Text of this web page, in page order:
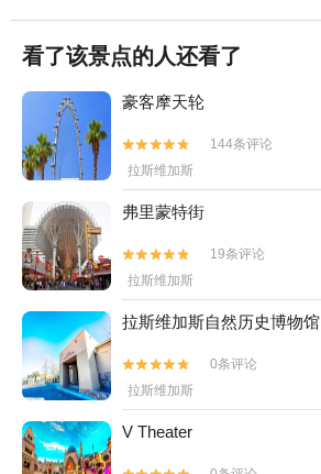
看了该景点的人还看了
豪客摩天轮


144条评论
拉斯维加斯
弗里蒙特街


19条评论
拉斯维加斯
拉斯维加斯自然历史博物馆


0条评论
拉斯维加斯
V Theater